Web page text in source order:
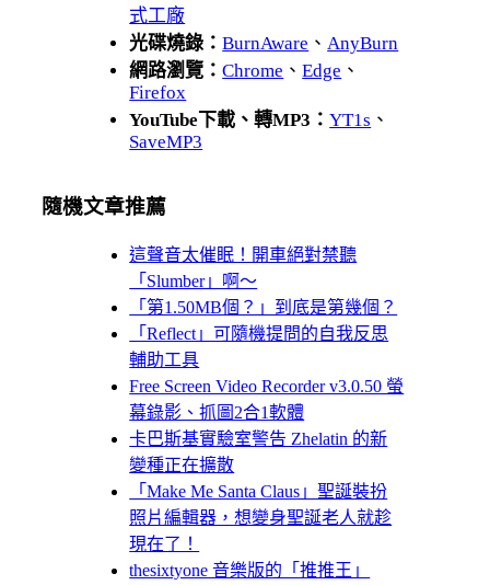
式工廠
光碟燒錄：BurnAware 、 AnyBurn
網路瀏覽：Chrome 、Edge 、
Firefox
YouTube下載、轉MP3：YT1s 、
SaveMP3
隨機文章推薦
這聲音太催眠！開車絕對禁聽
「Slumber」啊～
「第1.50MB個？」到底是第幾個？
「Reflect」可隨機提問的自我反思
輔助工具
Free Screen Video Recorder v3.0.50 螢
幕錄影、抓圖2合1軟體
卡巴斯基實驗室警告 Zhelatin 的新
變種正在擴散
「Make Me Santa Claus」聖誕裝扮
照片編輯器，想變身聖誕老人就趁
現在了！
thesixtyone 音樂版的「推推王」